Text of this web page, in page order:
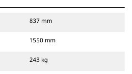
837 mm
1550 mm
243 kg